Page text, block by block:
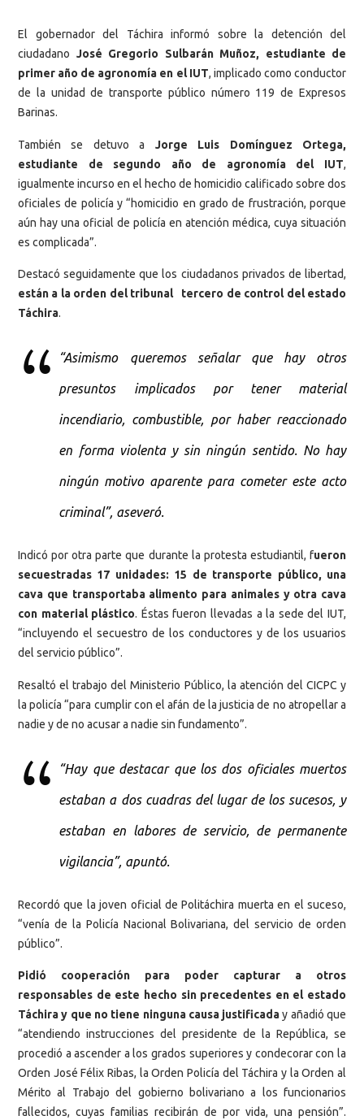
El gobernador del Táchira informó sobre la detención del
ciudadano José Gregorio Sulbarán Muñoz, estudiante de
primer año de agronomía en el IUT, implicado como conductor
de la unidad de transporte público número 119 de Expresos
Barinas.
También se detuvo a Jorge Luis Domínguez Ortega,
estudiante de segundo año de agronomía del IUT,
igualmente incurso en el hecho de homicidio calificado sobre dos
oficiales de policía y “homicidio en grado de frustración, porque
aún hay una oficial de policía en atención médica, cuya situación
es complicada”.
Destacó seguidamente que los ciudadanos privados de libertad,
están a la orden del tribunal tercero de control del estado
Táchira.
“Asimismo queremos señalar que hay otros
presuntos implicados por tener material
incendiario, combustible, por haber reaccionado
en forma violenta y sin ningún sentido. No hay
ningún motivo aparente para cometer este acto
criminal”, aseveró.
Indicó por otra parte que durante la protesta estudiantil, fueron
secuestradas 17 unidades: 15 de transporte público, una
cava que transportaba alimento para animales y otra cava
con material plástico. Éstas fueron llevadas a la sede del IUT,
“incluyendo el secuestro de los conductores y de los usuarios
del servicio público”.
Resaltó el trabajo del Ministerio Público, la atención del CICPC y
la policía “para cumplir con el afán de la justicia de no atropellar a
nadie y de no acusar a nadie sin fundamento”.
“Hay que destacar que los dos oficiales muertos
estaban a dos cuadras del lugar de los sucesos, y
estaban en labores de servicio, de permanente
vigilancia”, apuntó.
Recordó que la joven oficial de Politáchira muerta en el suceso,
“venía de la Policía Nacional Bolivariana, del servicio de orden
público”.
Pidió cooperación para poder capturar a otros
responsables de este hecho sin precedentes en el estado
Táchira y que no tiene ninguna causa justificaday añadió que
“atendiendo instrucciones del presidente de la República, se
procedió a ascender a los grados superiores y condecorar con la
Orden José Félix Ribas, la Orden Policía del Táchira y la Orden al
Mérito al Trabajo del gobierno bolivariano a los funcionarios
fallecidos, cuyas familias recibirán de por vida, una pensión”.